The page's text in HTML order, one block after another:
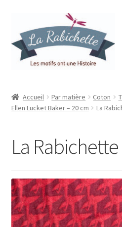
la
navigation
contenu
Contact
Mon compte
Panier
Accueil Par matière Coton
Ellen Lucket Baker – 20 cm
La
La Rabichette